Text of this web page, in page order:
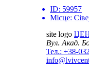
ID: 59957
Місце:
site logo
Вул. Акад.
Тел.: +38-